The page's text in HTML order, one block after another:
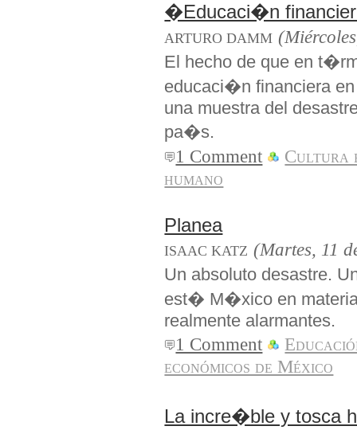
�Educaci�n
ARTURO DAMM
El hecho de que en
educaci�n financiera
una muestra del
pa�s.
1 Comment
Cultura
humano
Planea
ISAAC KATZ (Martes, 11
Un absoluto desastre.
est� M�xico en
realmente alarmantes.
1 Comment
económicos de México
La incre�ble y tosca